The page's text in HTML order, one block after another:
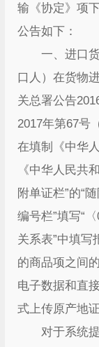
输《协定》项
公告如下：
一、进口
口人）在货物
关总署公告
2017年第67号
在填制《中华
《中华人民共
附单证栏”的“
编号栏”填写“
关系表”中填写
的商品项之间
电子数据和直
式上传原产地
对于系统